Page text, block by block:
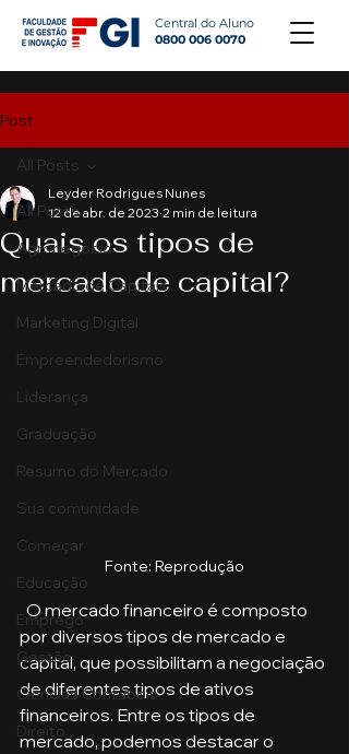
Central do Aluno
0800 006 0070
Post
All Posts
Agronegócio
Mercado de Capitais
Marketing Digital
Empreendedorismo
Liderança
Graduação
Resumo do Mercado
Sua comunidade
Começar
Educação
Emprego
Gestão
Ciências Contábeis
Direito
All Posts
Quais os tipos de
mercado de capital?
Leyder Rodrigues Nunes
12 de abr. de 2023 2 min de leitura
Fonte: Reprodução
  O mercado financeiro é composto
por diversos tipos de mercado e
capital, que possibilitam a negociação
de diferentes tipos de ativos
financeiros. Entre os tipos de
mercado, podemos destacar o